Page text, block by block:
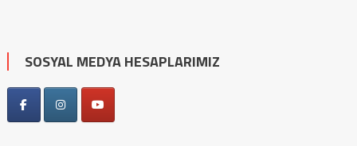
SOSYAL MEDYA HESAPLARIMIZ